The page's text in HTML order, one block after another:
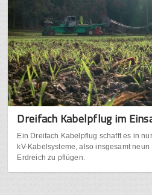
Dreifach Kabelpflug im
Ein Dreifach Kabelpflug schafft es in
kV-Kabelsysteme, also insgesamt
Erdreich zu pflügen.